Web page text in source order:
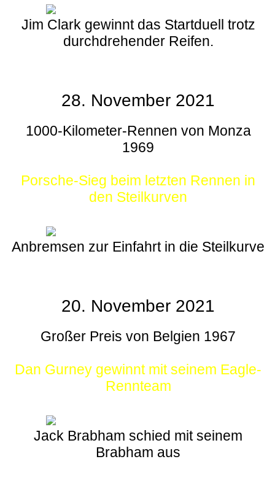
Jim Clark gewinnt das Startduell trotz
durchdrehender Reifen.
28. November 2021
1000-Kilometer-Rennen von Monza
1969
Porsche-Sieg beim letzten Rennen in
den Steilkurven
Anbremsen zur Einfahrt in die Steilkurve
20. November 2021
Großer Preis von Belgien 1967
Dan Gurney gewinnt mit seinem Eagle-
Rennteam
Jack Brabham schied mit seinem
Brabham aus